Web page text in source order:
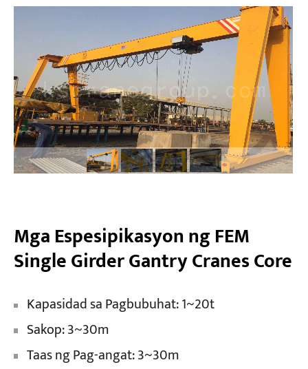
Mga Espesipikasyon ng FEM
Single Girder Gantry Cranes Core
Kapasidad sa Pagbubuhat: 1~20t
Sakop: 3~30m
Taas ng Pag-angat: 3~30m